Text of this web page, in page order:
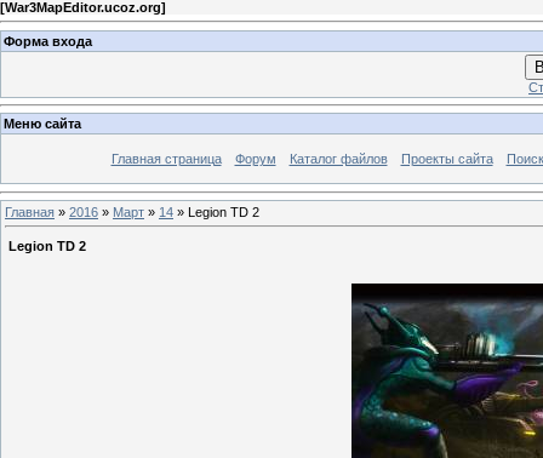
[War3MapEditor.ucoz.org]
Форма входа
Меню сайта
Главная страница Форум Каталог файлов Проекты сайта
Главная » 2016 » Март » 14 » Legion TD 2
Legion TD 2